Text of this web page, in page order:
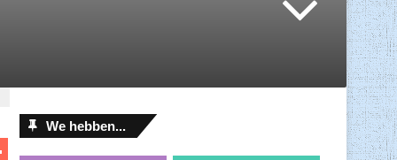
D
We hebben...